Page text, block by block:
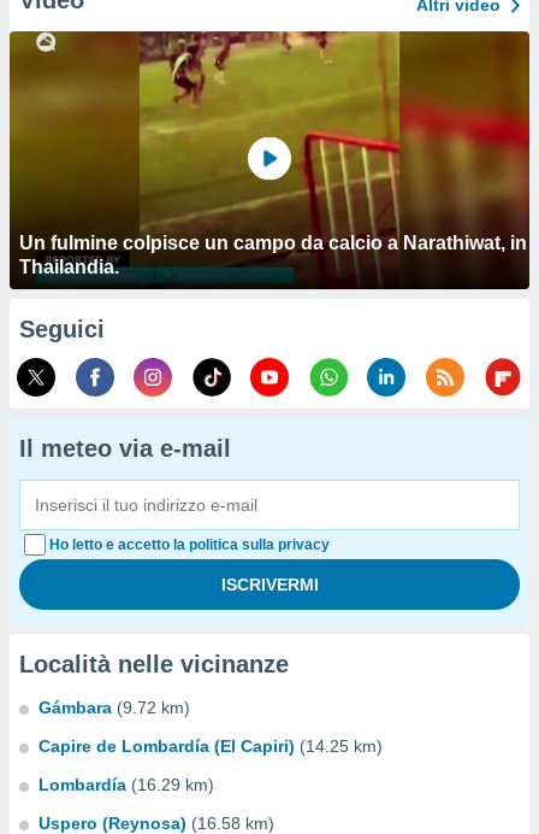
Altri video
Un fulmine colpisce un campo da calcio a Narathiwat, in
Thailandia.
Seguici
Il meteo via e-mail
Ho letto e accetto la politica sulla privacy
Località nelle vicinanze
Gámbara (9.72 km)
Capire de Lombardía (El Capiri) (14.25 km)
Lombardía (16.29 km)
Uspero (Reynosa) (16.58 km)